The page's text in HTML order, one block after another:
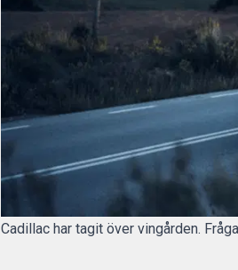
Cadillac har tagit över vingården.